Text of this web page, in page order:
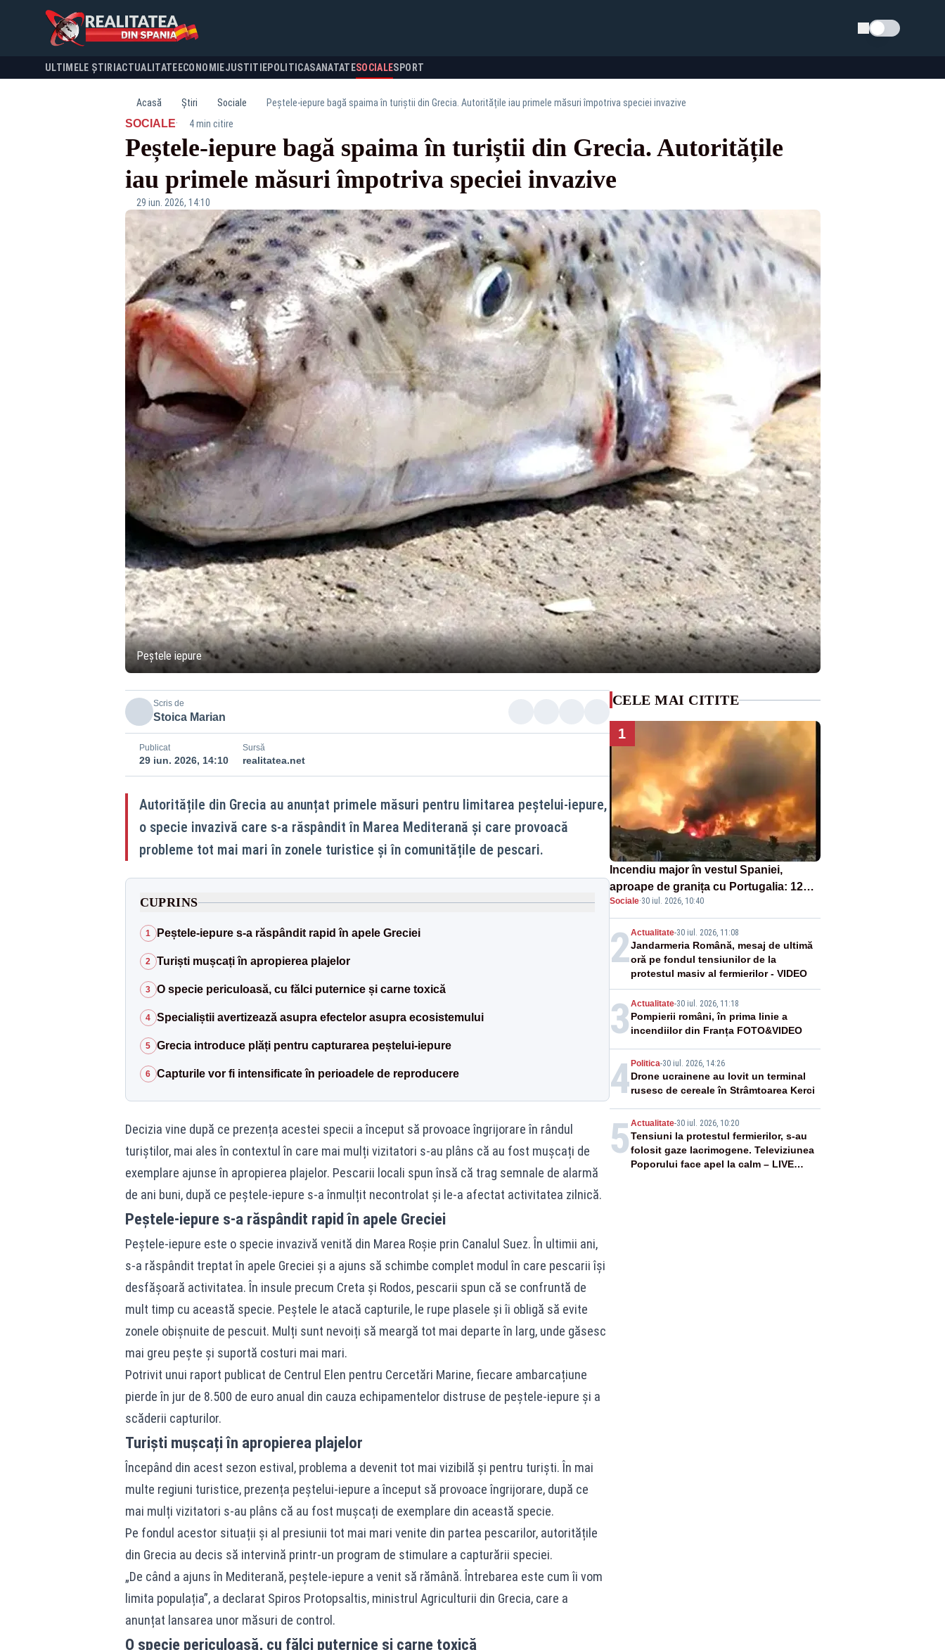
Schimba tema
ULTIMELE ȘTIRI ACTUALITATE ECONOMIEJUSTITIEPOLITICASANATATESOCIALESPORT
Acasă Știri Sociale Peștele-iepure bagă spaima în turiștii din Grecia. Autoritățile iau primele măsuri împotriva speciei invazive
SOCIALE· 4 min citire
Peștele-iepure bagă spaima în turiștii din Grecia. Autoritățile
iau primele măsuri împotriva speciei invazive
29 iun. 2026, 14:10
Peștele iepure
Scris de
Stoica Marian
Publicat
29 iun. 2026, 14:10
Sursă
realitatea.net
Autoritățile din Grecia au anunțat primele măsuri pentru limitarea peștelui-iepure,
o specie invazivă care s-a răspândit în Marea Mediterană și care provoacă
probleme tot mai mari în zonele turistice și în comunitățile de pescari.
CUPRINS
1 Peștele-iepure s-a răspândit rapid în apele Greciei
2 Turiști mușcați în apropierea plajelor
3 O specie periculoasă, cu fălci puternice și carne toxică
4 Specialiștii avertizează asupra efectelor asupra ecosistemului
5 Grecia introduce plăți pentru capturarea peștelui-iepure
6 Capturile vor fi intensificate în perioadele de reproducere
Decizia vine după ce prezența acestei specii a început să provoace îngrijorare în rândul
turiștilor, mai ales în contextul în care mai mulți vizitatori s-au plâns că au fost mușcați de
exemplare ajunse în apropierea plajelor. Pescarii locali spun însă că trag semnale de alarmă
de ani buni, după ce peștele-iepure s-a înmulțit necontrolat și le-a afectat activitatea zilnică.
Peștele-iepure s-a răspândit rapid în apele Greciei
Peștele-iepure este o specie invazivă venită din Marea Roșie prin Canalul Suez. În ultimii ani,
s-a răspândit treptat în apele Greciei și a ajuns să schimbe complet modul în care pescarii își
desfășoară activitatea. În insule precum Creta și Rodos, pescarii spun că se confruntă de
mult timp cu această specie. Peștele le atacă capturile, le rupe plasele și îi obligă să evite
zonele obișnuite de pescuit. Mulți sunt nevoiți să meargă tot mai departe în larg, unde găsesc
mai greu pește și suportă costuri mai mari.
Potrivit unui raport publicat de Centrul Elen pentru Cercetări Marine, fiecare ambarcațiune
pierde în jur de 8.500 de euro anual din cauza echipamentelor distruse de peștele-iepure și a
scăderii capturilor.
Turiști mușcați în apropierea plajelor
Începând din acest sezon estival, problema a devenit tot mai vizibilă și pentru turiști. În mai
multe regiuni turistice, prezența peștelui-iepure a început să provoace îngrijorare, după ce
mai mulți vizitatori s-au plâns că au fost mușcați de exemplare din această specie.
Pe fondul acestor situații și al presiunii tot mai mari venite din partea pescarilor, autoritățile
din Grecia au decis să intervină printr-un program de stimulare a capturării speciei.
„De când a ajuns în Mediterană, peștele-iepure a venit să rămână. Întrebarea este cum îi vom
limita populația”, a declarat Spiros Protopsaltis, ministrul Agriculturii din Grecia, care a
anunțat lansarea unor măsuri de control.
O specie periculoasă, cu fălci puternice și carne toxică
CELE MAI CITITE
1
Incendiu major în vestul Spaniei,
aproape de granița cu Portugalia: 12
sate evacuate
Sociale·30 iul. 2026, 10:40
2Actualitate-30 iul. 2026, 11:08
Jandarmeria Română, mesaj de ultimă
oră pe fondul tensiunilor de la
protestul masiv al fermierilor - VIDEO
3 Actualitate-30 iul. 2026, 11:18
Pompierii români, în prima linie a
incendiilor din Franța FOTO&VIDEO
4 Politica-30 iul. 2026, 14:26
Drone ucrainene au lovit un terminal
rusesc de cereale în Strâmtoarea Kerci
5 Actualitate-30 iul. 2026, 10:20
Tensiuni la protestul fermierilor, s-au
folosit gaze lacrimogene. Televiziunea
Poporului face apel la calm – LIVE